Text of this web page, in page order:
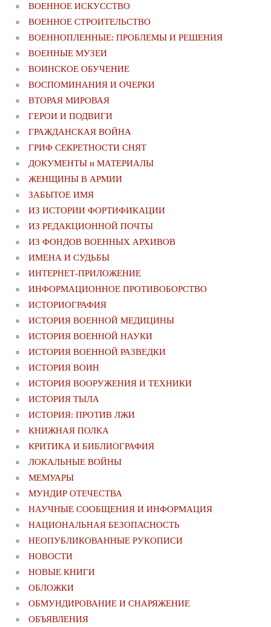
ВОЕННОЕ ИСКУССТВО
ВОЕННОЕ СТРОИТЕЛЬСТВО
ВОЕННОПЛЕННЫЕ: ПРОБЛЕМЫ И РЕШЕНИЯ
ВОЕННЫЕ МУЗЕИ
ВОИНСКОЕ ОБУЧЕНИЕ
ВОСПОМИНАНИЯ И ОЧЕРКИ
ВТОРАЯ МИРОВАЯ
ГЕРОИ И ПОДВИГИ
ГРАЖДАНСКАЯ ВОЙНА
ГРИФ СЕКРЕТНОСТИ СНЯТ
ДОКУМЕНТЫ и МАТЕРИАЛЫ
ЖЕНЩИНЫ В АРМИИ
ЗАБЫТОЕ ИМЯ
ИЗ ИСТОРИИ ФОРТИФИКАЦИИ
ИЗ РЕДАКЦИОННОЙ ПОЧТЫ
ИЗ ФОНДОВ ВОЕННЫХ АРХИВОВ
ИМЕНА И СУДЬБЫ
ИНТЕРНЕТ-ПРИЛОЖЕНИЕ
ИНФОРМАЦИОННОЕ ПРОТИВОБОРСТВО
ИСТОРИОГРАФИЯ
ИСТОРИЯ ВОЕННОЙ МЕДИЦИНЫ
ИСТОРИЯ ВОЕННОЙ НАУКИ
ИСТОРИЯ ВОЕННОЙ РАЗВЕДКИ
ИСТОРИЯ ВОИН
ИСТОРИЯ ВООРУЖЕНИЯ И ТЕХНИКИ
ИСТОРИЯ ТЫЛА
ИСТОРИЯ: ПРОТИВ ЛЖИ
КНИЖНАЯ ПОЛКА
КРИТИКА И БИБЛИОГРАФИЯ
ЛОКАЛЬНЫЕ ВОЙНЫ
МЕМУАРЫ
МУНДИР ОТЕЧЕСТВА
НАУЧНЫЕ СООБЩЕНИЯ И ИНФОРМАЦИЯ
НАЦИОНАЛЬНАЯ БЕЗОПАСНОСТЬ
НЕОПУБЛИКОВАННЫЕ РУКОПИСИ
НОВОСТИ
НОВЫЕ КНИГИ
ОБЛОЖКИ
ОБМУНДИРОВАНИЕ И СНАРЯЖЕНИЕ
ОБЪЯВЛЕНИЯ